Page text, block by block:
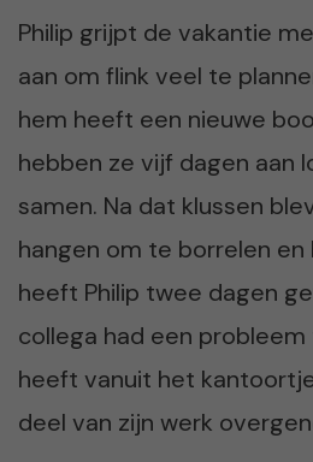
Philip grijpt de vakantie
aan om flink veel te
hem heeft een nieuwe
hebben ze vijf dagen aan
samen. Na dat klussen
hangen om te borrelen
heeft Philip twee dagen
collega had een probleem
heeft vanuit het
deel van zijn werk